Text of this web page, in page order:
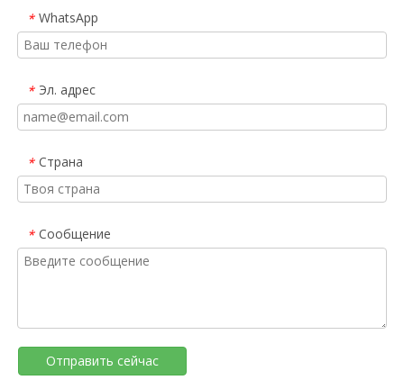
* WhatsApp
* Эл. адрес
* Страна
* Сообщение
Отправить сейчас